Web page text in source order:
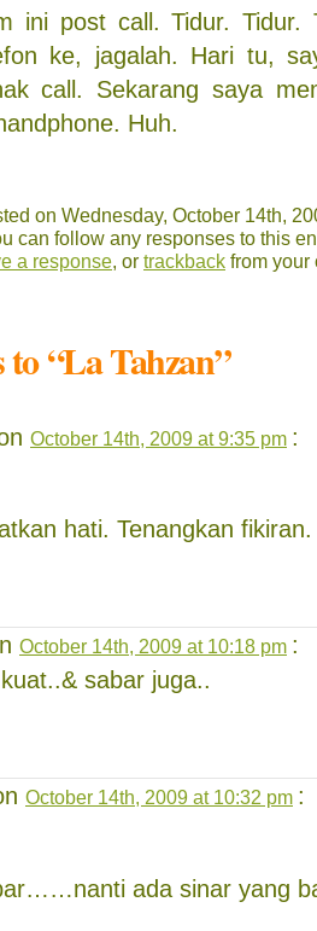
ini post call. Tidur. Tidur.
ke, jagalah. Hari tu,
call. Sekarang saya
Huh.
on Wednesday, October 14th,
can follow any responses to this
a response, or trackback from your
to “La Tahzan”
October 14th, 2009 at 9:35 pm :
hati. Tenangkan
October 14th, 2009 at 10:18 pm :
sabar juga..
October 14th, 2009 at 10:32 pm :
ada sinar yang